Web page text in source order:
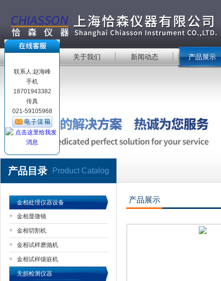
公司名称
关于我们 新闻动态 产品展示
产品目录 Product Catalog
金相处理仪器设备
金相显微镜
金相切割机
金相试样磨抛机
金相试样镶嵌机
无损检测仪器
产品展示
联系人:赵海峰
手机
18701943382
传真
021-59105968